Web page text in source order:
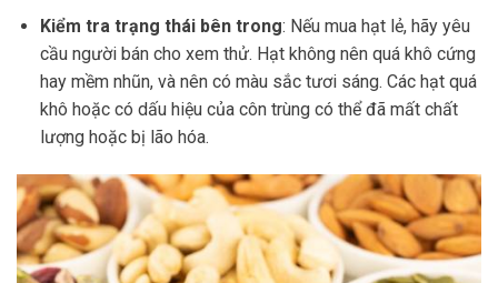
Kiểm tra trạng thái bên trong: Nếu mua hạt lẻ, hãy yêu
cầu người bán cho xem thử. Hạt không nên quá khô cứng
hay mềm nhũn, và nên có màu sắc tươi sáng. Các hạt quá
khô hoặc có dấu hiệu của côn trùng có thể đã mất chất
lượng hoặc bị lão hóa.